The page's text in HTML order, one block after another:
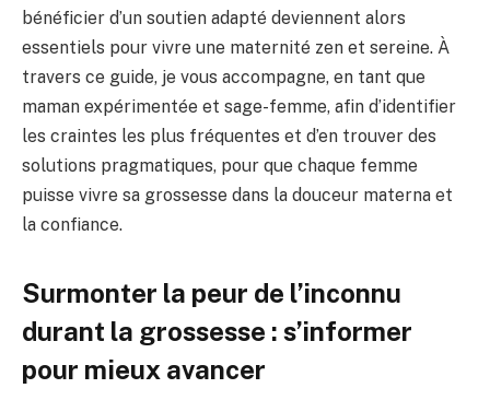
bénéficier d’un soutien adapté deviennent alors
essentiels pour vivre une maternité zen et sereine. À
travers ce guide, je vous accompagne, en tant que
maman expérimentée et sage-femme, afin d’identifier
les craintes les plus fréquentes et d’en trouver des
solutions pragmatiques, pour que chaque femme
puisse vivre sa grossesse dans la douceur materna et
la confiance.
Surmonter la peur de l’inconnu
durant la grossesse : s’informer
pour mieux avancer